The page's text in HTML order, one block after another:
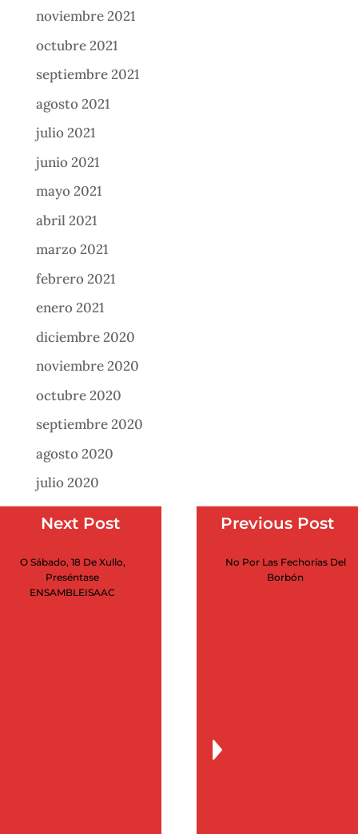
noviembre 2021
octubre 2021
septiembre 2021
agosto 2021
julio 2021
junio 2021
mayo 2021
abril 2021
marzo 2021
febrero 2021
enero 2021
diciembre 2020
noviembre 2020
octubre 2020
septiembre 2020
agosto 2020
julio 2020
junio 2020
abril 2020
marzo 2020
Previous Post
No Por Las Fechorías Del
Borbón
Next Post
O Sábado, 18 De Xullo,
Preséntase
ENSAMBLEISAAC